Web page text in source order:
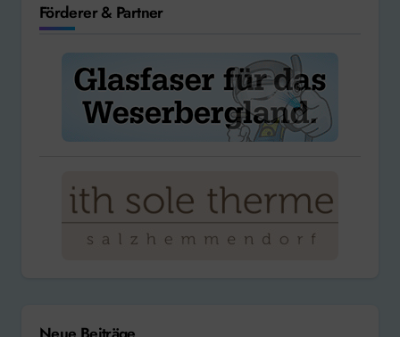
Förderer & Partner